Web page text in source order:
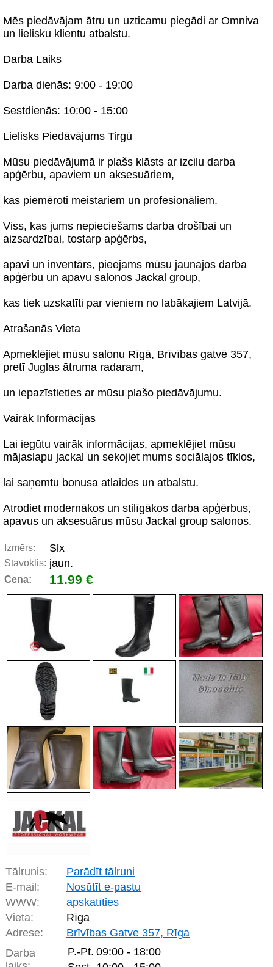
Mēs piedāvājam ātru un uzticamu piegādi ar Omniva
un lielisku klientu atbalstu.
Darba Laiks
Darba dienās: 9:00 - 19:00
Sestdienās: 10:00 - 15:00
Lielisks Piedāvājums Tirgū
Mūsu piedāvājumā ir plašs klāsts ar izcilu darba
apģērbu, apaviem un aksesuāriem,
kas piemēroti meistariem un profesionāļiem.
Viss, kas jums nepieciešams darba drošībai un
aizsardzībai, tostarp apģērbs,
apavi un inventārs, pieejams mūsu jaunajos darba
apģērbu un apavu salonos Jackal group,
kas tiek uzskatīti par vieniem no labākajiem Latvijā.
Atrašanās Vieta
Apmeklējiet mūsu salonu Rīgā, Brīvības gatvē 357,
pretī Juglas ātruma radaram,
un iepazīstieties ar mūsu plašo piedāvājumu.
Vairāk Informācijas
Lai iegūtu vairāk informācijas, apmeklējiet mūsu
mājaslapu jackal un sekojiet mums sociālajos tīklos,
lai saņemtu bonusa atlaides un atbalstu.
Atrodiet modernākos un stilīgākos darba apģērbus,
apavus un aksesuārus mūsu Jackal group salonos.
Izmērs: Slx
Stāvoklis: jaun.
Cena: 11.99 €
Tālrunis:
Parādīt tālruni
E-mail:
Nosūtīt e-pastu
WWW:
apskatīties
Vieta:
Rīga
Adrese:
Brīvības Gatve 357, Rīga
Darba
P.-Pt. 09:00 - 18:00